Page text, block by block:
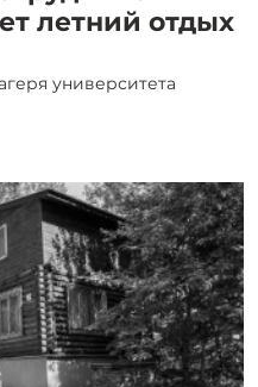
летний отдых
университета